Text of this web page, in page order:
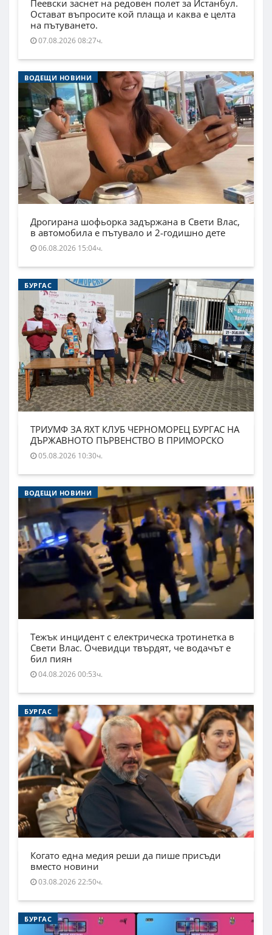
Пеевски заснет на редовен полет за Истанбул.
Остават въпросите кой плаща и каква е целта
на пътуването.
07.08.2026 08:27ч.
ВОДЕЩИ НОВИНИ
Дрогирана шофьорка задържана в Свети Влас,
в автомобила е пътувало и 2-годишно дете
06.08.2026 15:04ч.
БУРГАС
ТРИУМФ ЗА ЯХТ КЛУБ ЧЕРНОМОРЕЦ БУРГАС НА
ДЪРЖАВНОТО ПЪРВЕНСТВО В ПРИМОРСКО
05.08.2026 10:30ч.
ВОДЕЩИ НОВИНИ
Тежък инцидент с електрическа тротинетка в
Свети Влас. Очевидци твърдят, че водачът е
бил пиян
04.08.2026 00:53ч.
БУРГАС
Когато една медия реши да пише присъди
вместо новини
03.08.2026 22:50ч.
БУРГАС